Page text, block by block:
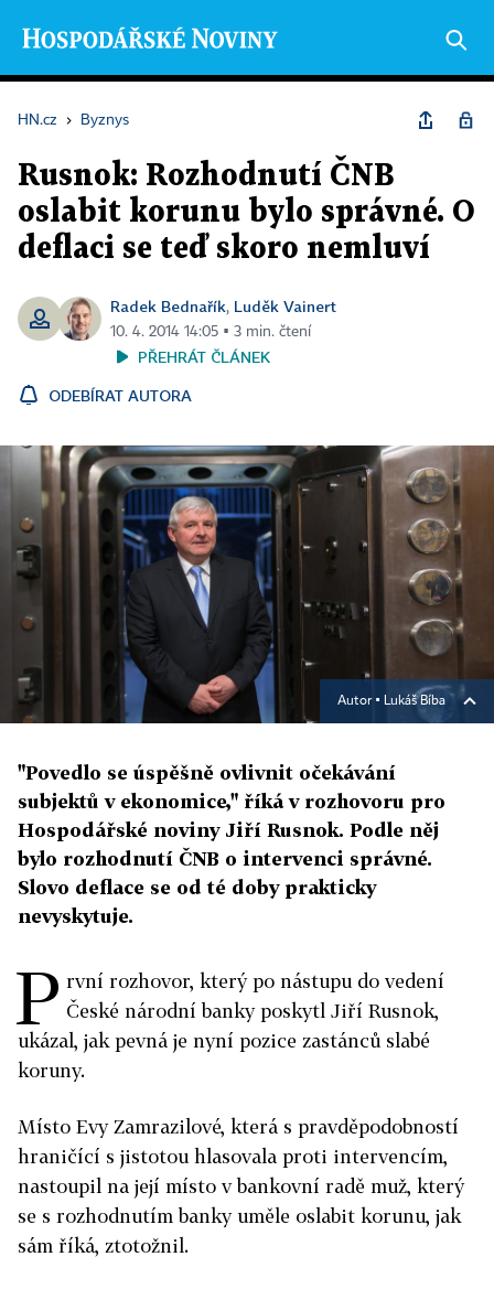
HN.cz › Byznys
Rusnok: Rozhodnutí ČNB
oslabit korunu bylo správné. O
deflaci se teď skoro nemluví
Radek Bednařík, Luděk Vainert
10. 4. 2014 14:05 ▪ 3 min. čtení
PŘEHRÁT ČLÁNEK
ODEBÍRAT AUTORA
Autor ▪ Lukáš Bíba
"Povedlo se úspěšně ovlivnit očekávání
subjektů v ekonomice," říká v rozhovoru pro
Hospodářské noviny Jiří Rusnok. Podle něj
bylo rozhodnutí ČNB o intervenci správné.
Slovo deflace se od té doby prakticky
nevyskytuje.
P rvní rozhovor, který po nástupu do vedení
České národní banky poskytl Jiří Rusnok,
ukázal, jak pevná je nyní pozice zastánců slabé
koruny.
Místo Evy Zamrazilové, která s pravděpodobností
hraničící s jistotou hlasovala proti intervencím,
nastoupil na její místo v bankovní radě muž, který
se s rozhodnutím banky uměle oslabit korunu, jak
sám říká, ztotožnil.